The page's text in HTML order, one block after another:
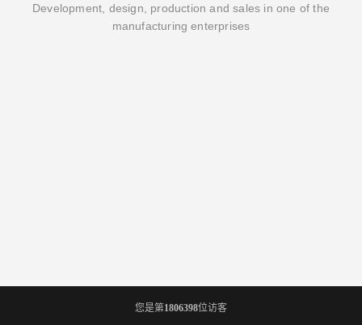
Development, design, production and sales in one of the
manufacturing enterprises
您是第1806398位访客